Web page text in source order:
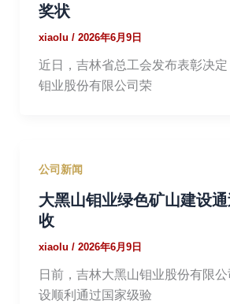
奖状
xiaolu / 2026年6月9日
近日，吉林省总工会发布表彰决
钼业股份有限公司荣
公司新闻
大黑山钼业绿色矿山建设
收
xiaolu / 2026年6月9日
日前，吉林大黑山钼业股份有限
设顺利通过国家级验